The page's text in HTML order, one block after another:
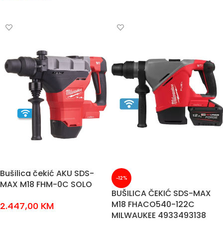
Bušilica čekić AKU SDS-
MAX M18 FHM-0C SOLO
2.447,00 KM
-12%
BUŠILICA ČEKIĆ SDS-MAX
M18 FHACO540-122C
MILWAUKEE 4933493138